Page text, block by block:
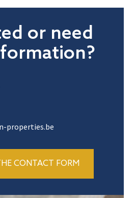
or need
properties.be
CONTACT FORM